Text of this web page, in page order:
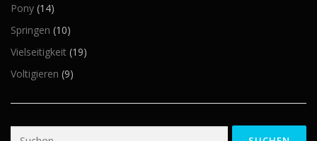
Pony (14)
Springen (10)
Vielseitigkeit (19)
Voltigieren (9)
Suchen